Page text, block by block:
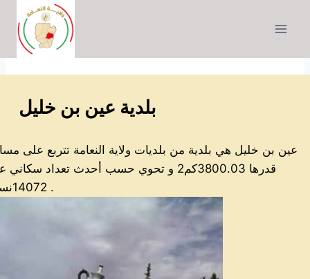
التجاوز
المحتوى
بلدية عين بن خليل
عين بن خليل هي بلدية من بلديات ولاية النعامة تتربع على
قدرها 3800.03كم2 و تحوي حسب أحدث تعداد
14072نسمة .